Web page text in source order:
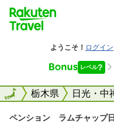
全国栃木県 日光・中
全国
ペンション ラムチャップ